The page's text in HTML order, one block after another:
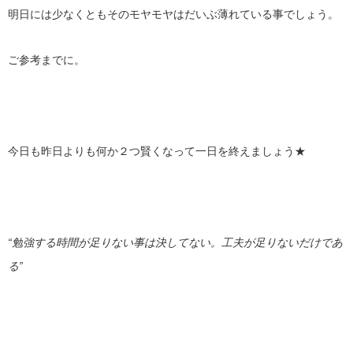
明日には少なくともそのモヤモヤはだいぶ薄れている事でしょう。
ご参考までに。
今日も昨日よりも何か２つ賢くなって一日を終えましょう★
“勉強する時間が足りない事は決してない。工夫が足りないだけであ
る”